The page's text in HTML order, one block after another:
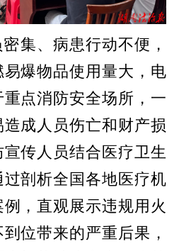
集、病患行动不便，
爆物品使用量大，电
点消防安全场所，一
成人员伤亡和财产损
传人员结合医疗卫生
剖析全国各地医疗机
，直观展示违规用火
位带来的严重后果，